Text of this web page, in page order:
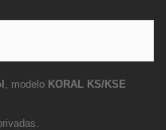
, modelo KORAL KS/KSE